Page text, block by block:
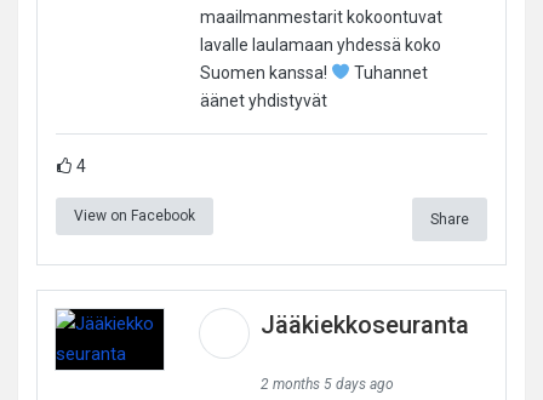
maailmanmestarit kokoontuvat
lavalle laulamaan yhdessä koko
Suomen kanssa!
Tuhannet
äänet yhdistyvät
4
View on Facebook Share
Jääkiekkoseuranta
2 months 5 days ago